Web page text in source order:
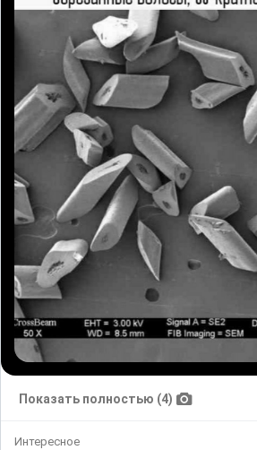
Показать полностью (4)
Интересное